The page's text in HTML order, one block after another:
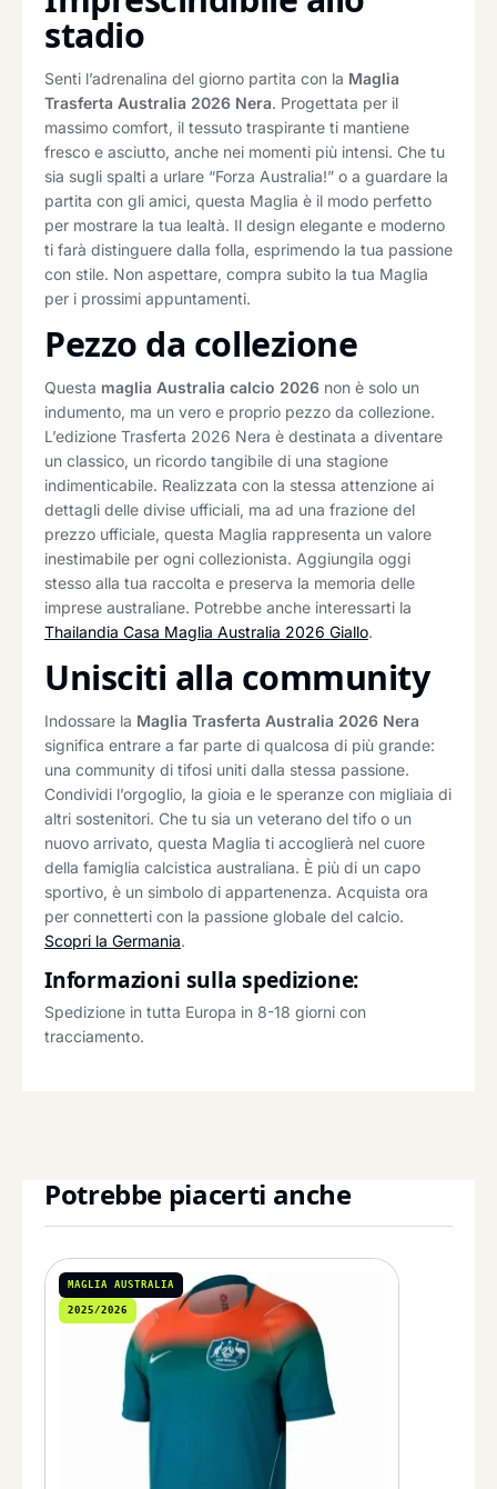
stadio
Senti l’adrenalina del giorno partita con la Maglia
Trasferta Australia 2026 Nera. Progettata per il
massimo comfort, il tessuto traspirante ti mantiene
fresco e asciutto, anche nei momenti più intensi. Che tu
sia sugli spalti a urlare “Forza Australia!” o a guardare la
partita con gli amici, questa Maglia è il modo perfetto
per mostrare la tua lealtà. Il design elegante e moderno
ti farà distinguere dalla folla, esprimendo la tua passione
con stile. Non aspettare, compra subito la tua Maglia
per i prossimi appuntamenti.
Pezzo da collezione
Questa maglia Australia calcio 2026 non è solo un
indumento, ma un vero e proprio pezzo da collezione.
L’edizione Trasferta 2026 Nera è destinata a diventare
un classico, un ricordo tangibile di una stagione
indimenticabile. Realizzata con la stessa attenzione ai
dettagli delle divise ufficiali, ma ad una frazione del
prezzo ufficiale, questa Maglia rappresenta un valore
inestimabile per ogni collezionista. Aggiungila oggi
stesso alla tua raccolta e preserva la memoria delle
imprese australiane. Potrebbe anche interessarti la
Thailandia Casa Maglia Australia 2026 Giallo.
Unisciti alla community
Indossare la Maglia Trasferta Australia 2026 Nera
significa entrare a far parte di qualcosa di più grande:
una community di tifosi uniti dalla stessa passione.
Condividi l’orgoglio, la gioia e le speranze con migliaia di
altri sostenitori. Che tu sia un veterano del tifo o un
nuovo arrivato, questa Maglia ti accoglierà nel cuore
della famiglia calcistica australiana. È più di un capo
sportivo, è un simbolo di appartenenza. Acquista ora
per connetterti con la passione globale del calcio.
Scopri la Germania.
Informazioni sulla spedizione:
Spedizione in tutta Europa in 8-18 giorni con
tracciamento.
Potrebbe piacerti anche
MAGLIA AUSTRALIA
2025/2026